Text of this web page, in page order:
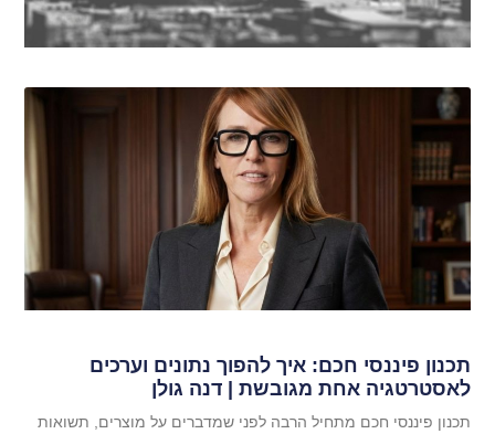
תכנון פיננסי חכם: איך להפוך נתונים וערכים
לאסטרטגיה אחת מגובשת | דנה גולן
תכנון פיננסי חכם מתחיל הרבה לפני שמדברים על מוצרים, תשואות